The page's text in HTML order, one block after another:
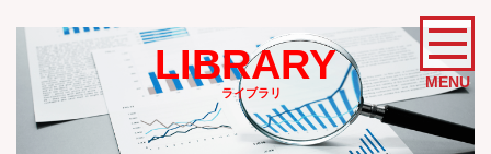
MENU
LIBRARY
ライブラリ